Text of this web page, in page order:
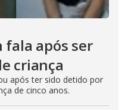
fala após ser
criança
após ter sido detido por
de cinco anos.